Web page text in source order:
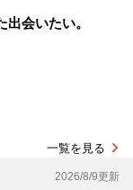
会いたい。
一覧を見る
2026/8/9更新